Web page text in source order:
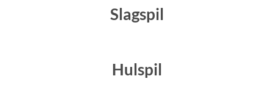
Slagspil
Hulspil